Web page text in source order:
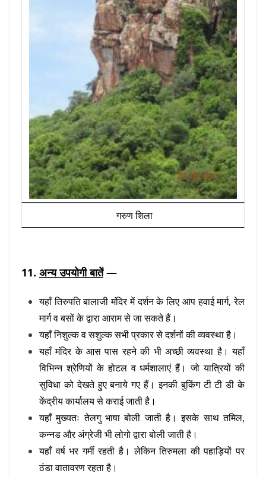
गरुण शिला
11. अन्य उपयोगी बातें—
यहाँ तिरुपति बालाजी मंदिर में दर्शन के लिए आप हवाई मार्ग, रेल
मार्ग व बसों के द्वारा आराम से जा सकते हैं।
यहाँ निशुल्क व सशुल्क सभी प्रकार से दर्शनों की व्यवस्था है।
यहाँ मंदिर के आस पास रहने की भी अच्छी व्यवस्था है। यहाँ
विभिन्न श्रेणियों के होटल व धर्मशालाएं हैं। जो यात्रियों की
सुविधा को देखते हुए बनाये गए हैं। इनकी बुकिंग टी टी डी के
केंद्रीय कार्यालय से कराई जाती है।
यहाँ मुख्यतः तेलगु भाषा बोली जाती है। इसके साथ तमिल,
कन्नड और अंग्रेजी भी लोगो द्वारा बोली जाती है।
यहाँ वर्ष भर गर्मी रहती है। लेकिन तिरुमला की पहाड़ियों पर
ठंडा वातावरण रहता है।